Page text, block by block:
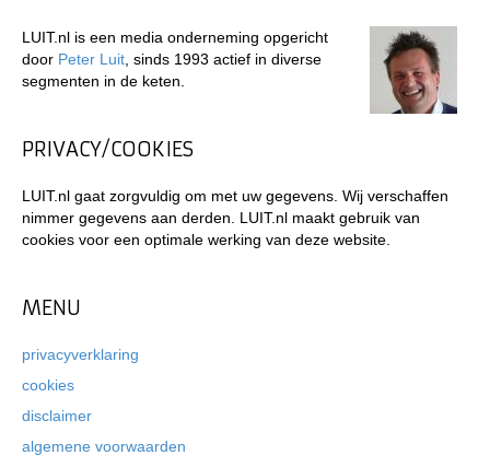
LUIT.nl is een media onderneming opgericht
door Peter Luit , sinds 1993 actief in diverse
segmenten in de keten.
PRIVACY/COOKIES
LUIT.nl gaat zorgvuldig om met uw gegevens. Wij verschaffen
nimmer gegevens aan derden. LUIT.nl maakt gebruik van
cookies voor een optimale werking van deze website.
MENU
privacyverklaring
cookies
disclaimer
algemene voorwaarden